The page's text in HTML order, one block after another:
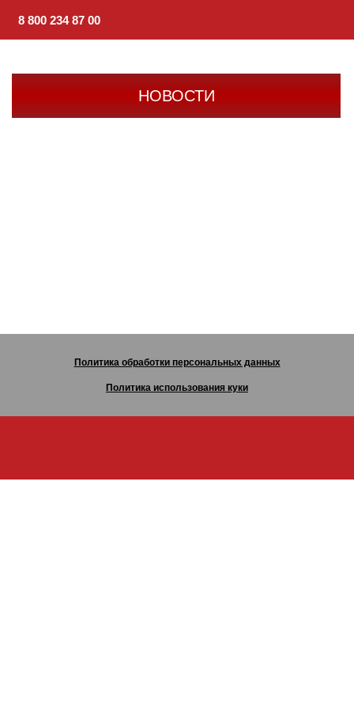
8 800 234 87 00
НОВОСТИ
Политика обработки персональных данных
Политика использования куки